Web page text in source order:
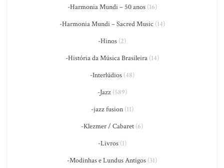
-Harmonia Mundi – 50 anos(16)
-Harmonia Mundi – Sacred Music (14)
-Hinos (2)
-História da Música Brasileira(14)
-Interlúdios(48)
-Jazz(589)
-jazz fusion(11)
-Klezmer / Cabaret (6)
-Livros(1)
-Modinhas e Lundus Antigos (31)